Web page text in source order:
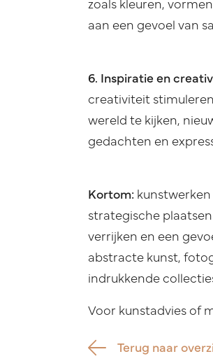
aan een gevoel van
6. Inspiratie en
creativiteit
wereld te kijken,
gedachten en
Kortom:
strategische
verrijken en een
abstracte kunst,
indrukkende
Voor kunstadvies of
Terug naar